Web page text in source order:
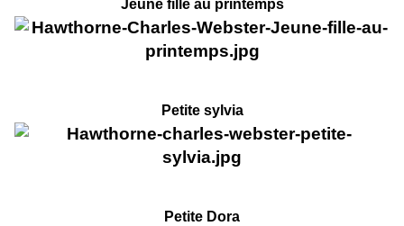
Jeune fille au printemps
Petite sylvia
Petite Dora